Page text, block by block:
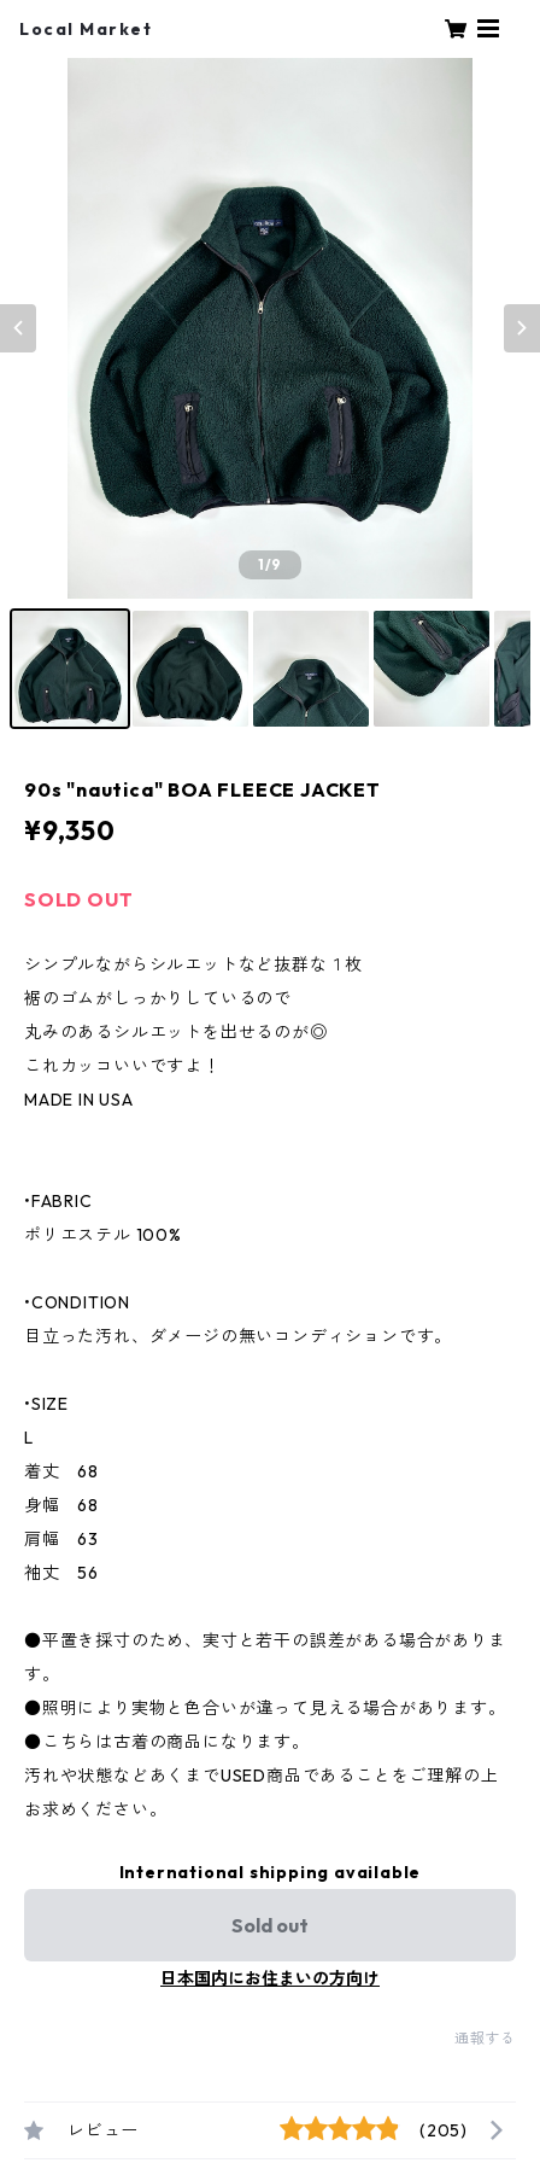
Local Market
1/9
90s "nautica" BOA FLEECE JACKET
¥9,350
SOLD OUT
シンプルながらシルエットなど抜群な１枚
裾のゴムがしっかりしているので
丸みのあるシルエットを出せるのが◎
これカッコいいですよ！
MADE IN USA
•FABRIC
ポリエステル 100%
•CONDITION
目立った汚れ、ダメージの無いコンディションです。
•SIZE
L
着丈 68
身幅 68
肩幅 63
袖丈 56
●平置き採寸のため、実寸と若干の誤差がある場合がありま
す。
●照明により実物と色合いが違って見える場合があります。
●こちらは古着の商品になります。
汚れや状態などあくまでUSED商品であることをご理解の上
お求めください。
International shipping available
Sold out
日本国内にお住まいの方向け
通報する
レビュー (205)